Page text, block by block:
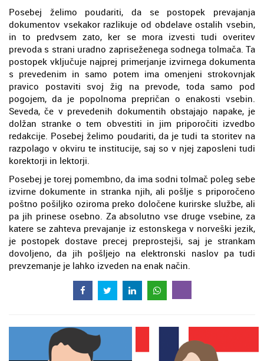
Posebej želimo poudariti, da se postopek prevajanja
dokumentov vsekakor razlikuje od obdelave ostalih vsebin,
in to predvsem zato, ker se mora izvesti tudi overitev
prevoda s strani uradno zapriseženega sodnega tolmača. Ta
postopek vključuje najprej primerjanje izvirnega dokumenta
s prevedenim in samo potem ima omenjeni strokovnjak
pravico postaviti svoj žig na prevode, toda samo pod
pogojem, da je popolnoma prepričan o enakosti vsebin.
Seveda, če v prevedenih dokumentih obstajajo napake, je
dolžan stranke o tem obvestiti in jim priporočiti izvedbo
redakcije. Posebej želimo poudariti, da je tudi ta storitev na
razpolago v okviru te institucije, saj so v njej zaposleni tudi
korektorji in lektorji.
Posebej je torej pomembno, da ima sodni tolmač poleg sebe
izvirne dokumente in stranka njih, ali pošlje s priporočeno
poštno pošiljko oziroma preko določene kurirske službe, ali
pa jih prinese osebno. Za absolutno vse druge vsebine, za
katere se zahteva prevajanje iz estonskega v norveški jezik,
je postopek dostave precej preprostejši, saj je strankam
dovoljeno, da jih pošljejo na elektronski naslov pa tudi
prevzemanje je lahko izveden na enak način.